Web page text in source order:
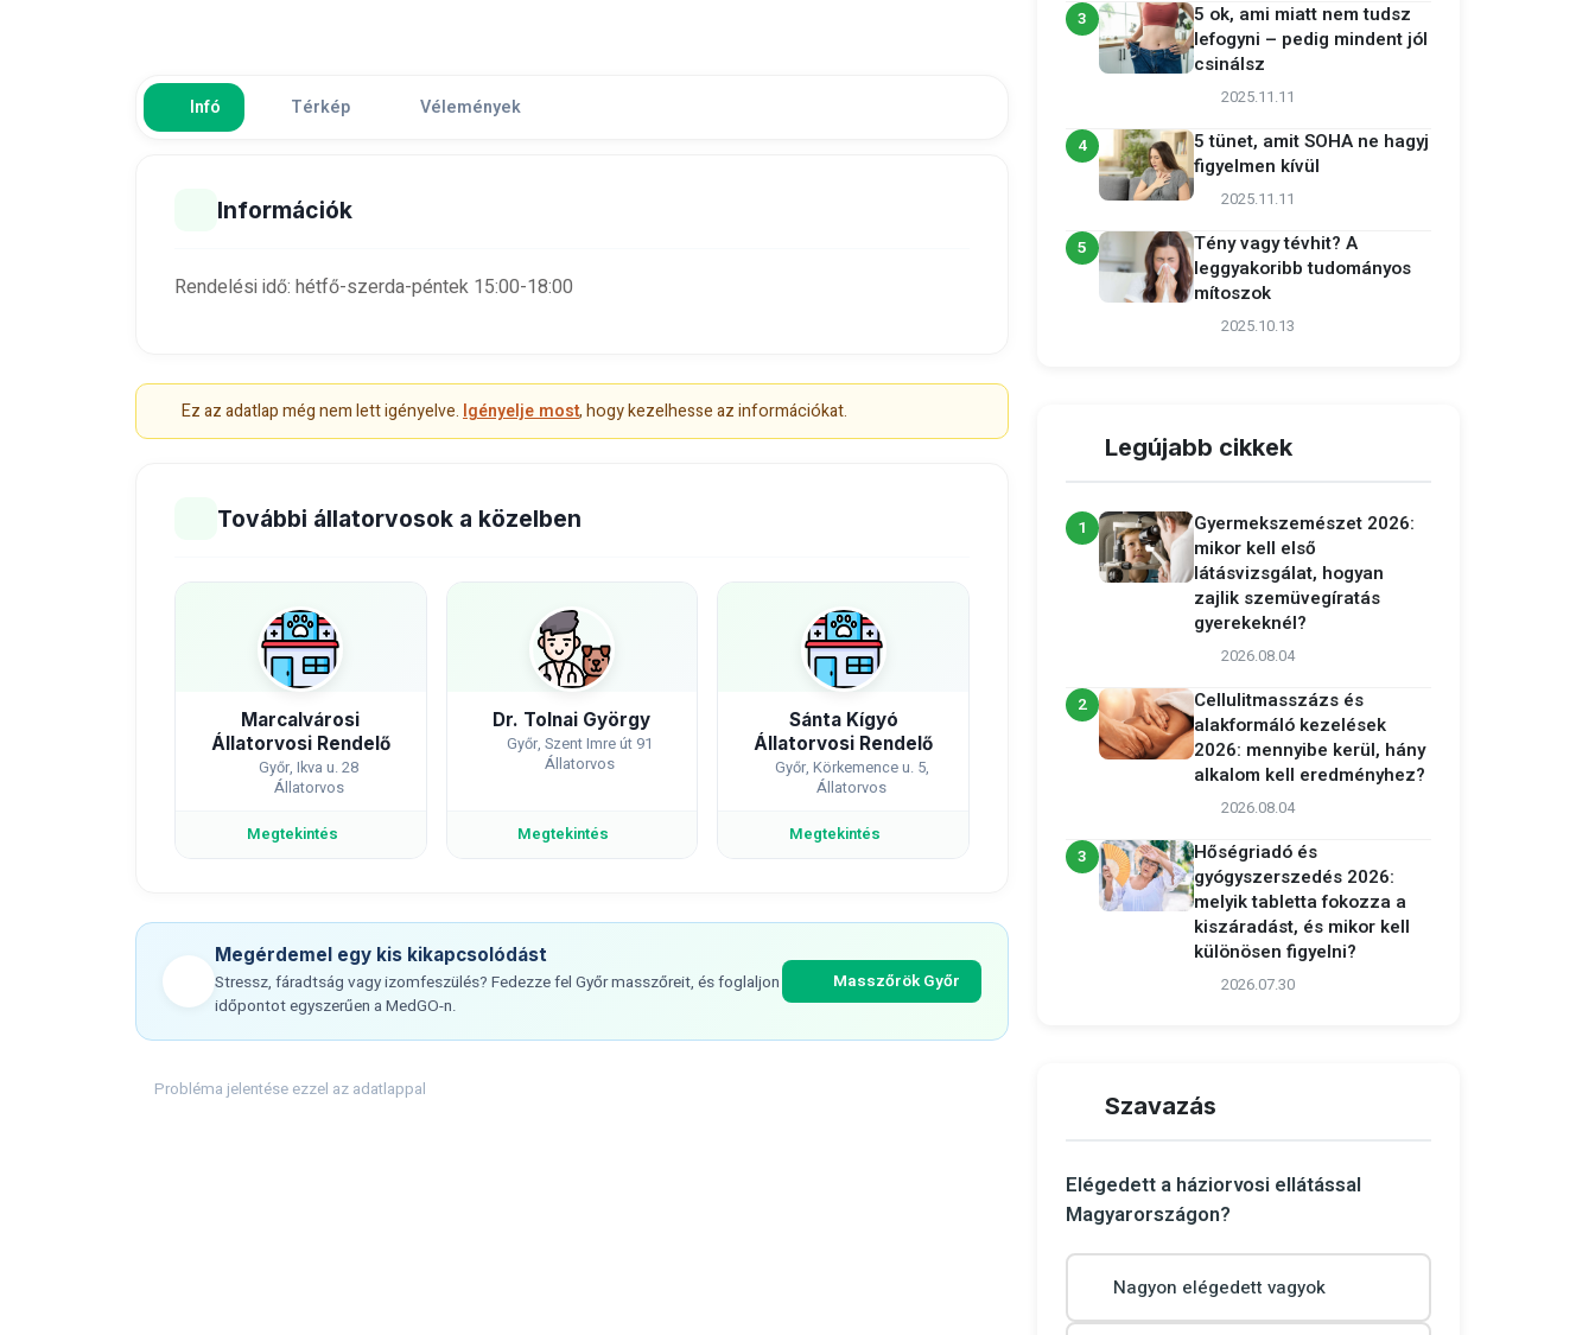
Infó Térkép Vélemények
Információk
Rendelési idő: hétfő-szerda-péntek 15:00-18:00
Ez az adatlap még nem lett igényelve. Igényelje most, hogy kezelhesse az információkat.
További állatorvosok a közelben
Marcalvárosi
Állatorvosi Rendelő
Győr, Ikva u. 28
Állatorvos
Megtekintés
Dr. Tolnai György
Győr, Szent Imre út 91
Állatorvos
Megtekintés
Sánta Kígyó
Állatorvosi Rendelő
Győr, Körkemence u. 5,
Állatorvos
Megtekintés
Megérdemel egy kis kikapcsolódást
Stressz, fáradtság vagy izomfeszülés? Fedezze fel Győr masszőreit, és foglaljon
időpontot egyszerűen a MedGO-n.
Masszőrök Győr
Probléma jelentése ezzel az adatlappal
3
5 ok, ami miatt nem tudsz
lefogyni – pedig mindent jól
csinálsz
2025.11.11
4
5 tünet, amit SOHA ne hagyj
figyelmen kívül
2025.11.11
5
Tény vagy tévhit? A
leggyakoribb tudományos
mítoszok
2025.10.13
Legújabb cikkek
1
Gyermekszemészet 2026:
mikor kell első
látásvizsgálat, hogyan
zajlik szemüvegíratás
gyerekeknél?
2026.08.04
2
Cellulitmasszázs és
alakformáló kezelések
2026: mennyibe kerül, hány
alkalom kell eredményhez?
2026.08.04
3
Hőségriadó és
gyógyszerszedés 2026:
melyik tabletta fokozza a
kiszáradást, és mikor kell
különösen figyelni?
2026.07.30
Szavazás
Elégedett a háziorvosi ellátással
Magyarországon?
Nagyon elégedett vagyok